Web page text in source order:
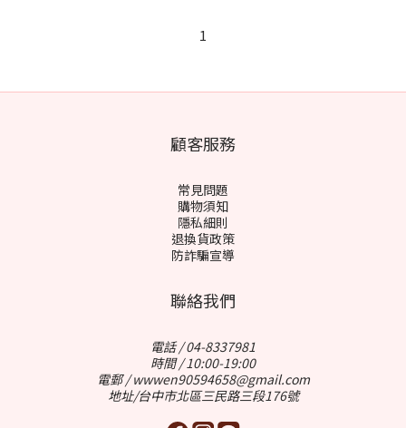
1
顧客服務
常見問題
購物須知
隱私細則
退換貨政策
防詐騙宣導
聯絡我們
電話 / 04-8337981
時間 / 10:00-19:00
電郵 / wwwen90594658@gmail.com
地址/台中市北區三民路三段176號